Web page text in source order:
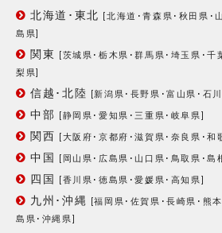
北海道･東北 [北海道 ･青森県 ･ 秋田県 ･
島県]
関東 [茨城県 ･栃木県 ･群馬県 ･ 埼玉県 ･千
梨県]
信越･北陸 [新潟県 ･ 長野県 ･富山県 ･ 石
中部 [静岡県 ･愛知県 ･三重県 ･ 岐阜県]
関西 [大阪府 ･京都府 ･滋賀県 ･ 奈良県 ･和
中国 [ 岡山県 ･ 広島県 ･ 山口県 ･ 鳥取県 ･島
四国 [香川県 ･徳島県 ･愛媛県 ･ 高知県]
九州･沖縄 [福岡県 ･ 佐賀県 ･長崎県 ･ 熊
島県 ･ 沖縄県]